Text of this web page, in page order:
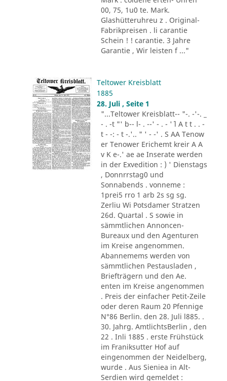
00, 75, 1u0 te. Mark.
Glashütteruhreu z . Original-
Fabrikpreisen . li carantie
Schein ! ! carantie. 3 Jahre
Garantie , Wir leisten f ..."
Teltower Kreisblatt
1885
28. Juli , Seite 1
"...Teltower Kreisblatt-- "-. -'-. _
- . -t "' b-- l- . --' - . - '´ l A t t . . -
t - -: - t -.'.. " ' - -' . S AA Tenow
er Tenower Erichemt kreir A A
v K e-.' ae ae Inserate werden
in der Exvedition : ) ' Dienstags
, Donnrrstag0 und
Sonnabends . vonneme :
1prei5 rro 1 arb 2s sg sg.
Zerliu Wi Potsdamer Stratzen
26d. Quartal . S sowie in
sämmtlichen Annoncen-
Bureaux und den Agenturen
im Kreise angenommen.
Abannemems werden von
sämmtlichen Pestausladen ,
Briefträgern und den Ae.
enten im Kreise angenommen
. Preis der einfacher Petit-Zeile
oder deren Raum 20 Pfennige
N°86 Berlin. den 28. Juli l885. .
30. Jahrg. AmtlichtsBerlin , den
22 . Inli 1885 . erste Frühstück
im Franiksutter Hof auf
eingenommen der Neidelberg,
wurde . Aus Sieniea in Alt-
Serdien wird gemeldet :